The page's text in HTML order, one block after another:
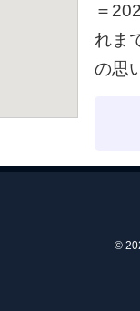
＝
れま
の思
©